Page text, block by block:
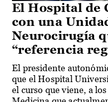
El Hospital de
con una
Neurocirugía
“referencia
El presidente
que el Hospital
el curso que viene, a